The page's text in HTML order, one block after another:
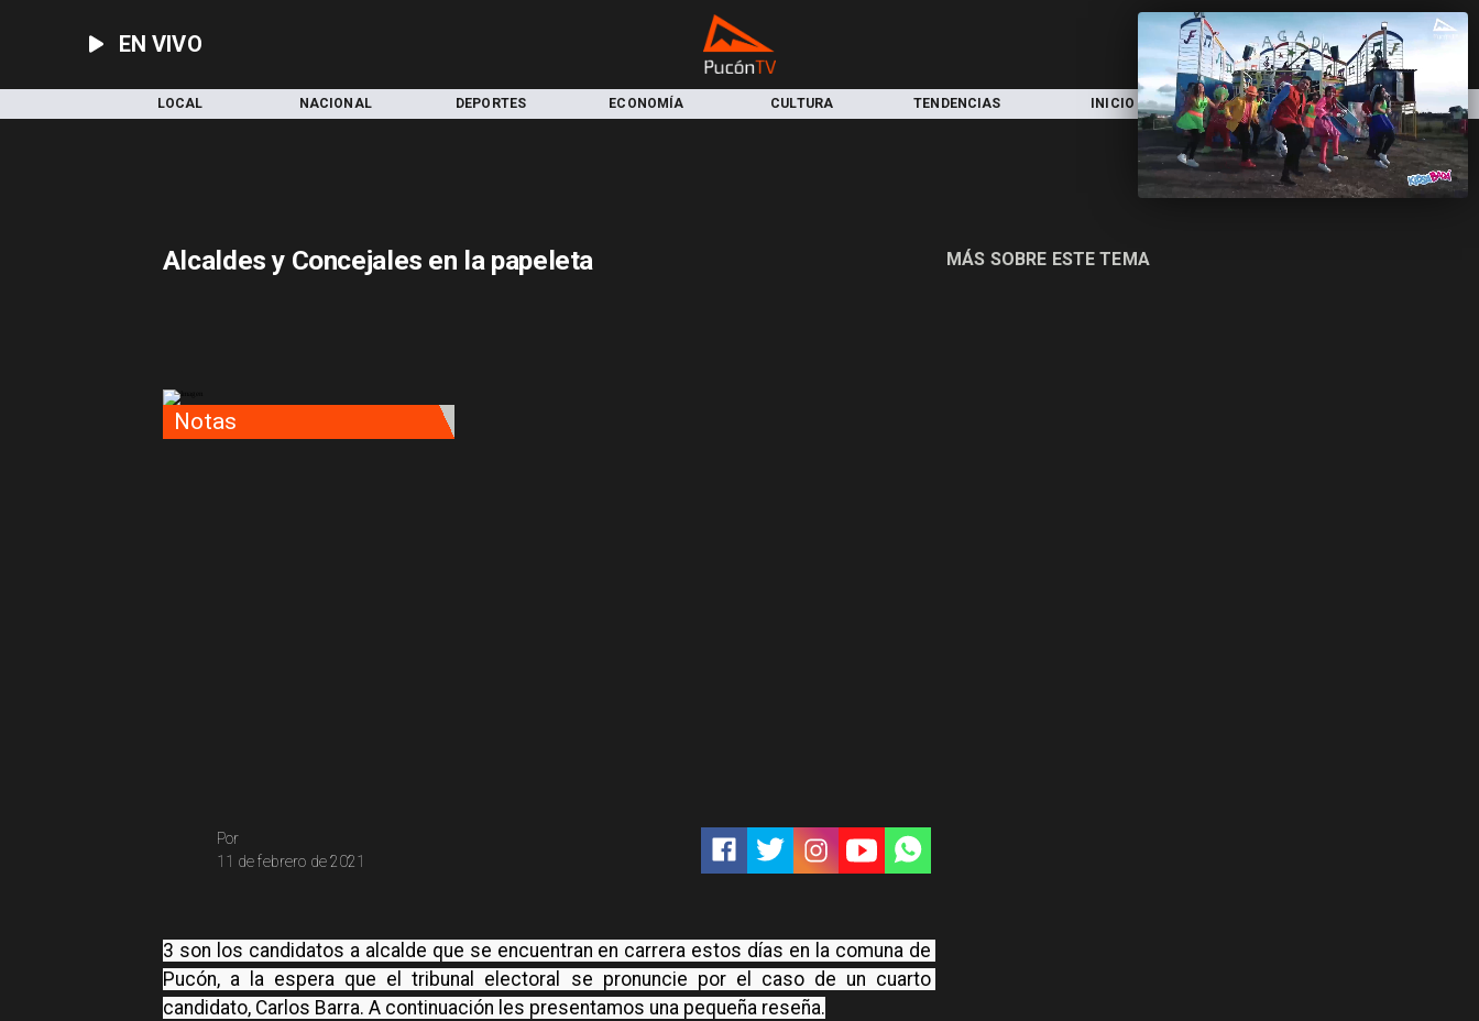
EN VIVO
LOCAL NACIONAL DEPORTES ECONOMÍA CULTURA TENDENCIAS INICIO LOCAL NACIONAL
Notas
Por
11 de febrero de 2021
MÁS SOBRE ESTE TEMA
Alcaldes y Concejales en la papeleta
3 son los candidatos a alcalde que se encuentran en carrera estos días en la comuna de
Pucón, a la espera que el tribunal electoral se pronuncie por el caso de un cuarto
candidato, Carlos Barra. A continuación les presentamos una pequeña reseña.